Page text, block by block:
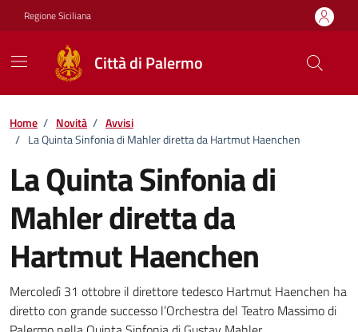
Vai ai contenuti
Vai al footer
Regione Siciliana
Città di Palermo
Home / Novità / Avvisi
/ La Quinta Sinfonia di Mahler diretta da Hartmut Haenchen
La Quinta Sinfonia di
Mahler diretta da
Hartmut Haenchen
Dettagli della notizia
Mercoledì 31 ottobre il direttore tedesco Hartmut Haenchen ha
diretto con grande successo l’Orchestra del Teatro Massimo di